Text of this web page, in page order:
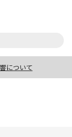
について